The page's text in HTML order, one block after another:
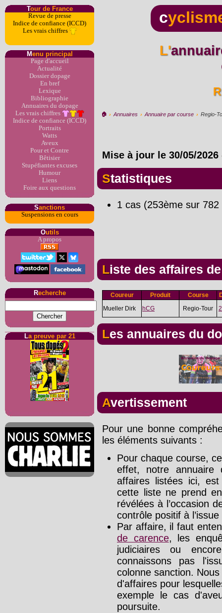
Tour de France
Revue de presse
Indice de confiance (ICCD)
Les vrais chiffres
Menu principal
Page d'accueil
Actualité
Dossier dopage
En bref
Lexique
Bibliographie
Annuaires du dopage
Les vrais chiffres
Indice de confiance (ICCD)
Portraits
Watts
Aveux
Pour et Contre
Bêtisier
Stupéfiantes excuses
Humour
Liens
Foire aux questions
Sanctions
Suspensions en cours
Outils
A propos
Recherche
La preuve par 21
c
L'annuaire du dopage par
🏠︎ › Annuaires › Annuaire par course › Regio-
Mise à jour le 30/05/2026
Statistiques
1 cas (253ème sur 782
Liste des affaires
Coureur Produit Course
Mueller Dirk
hCG Regio-Tour
Les annuaires du
Avertissement
Pour une bonne
les éléments suivants :
Pour chaque course,
effet, notre annuaire
affaires listées ici,
cette liste ne prend
révélées à l’occasion
contrôle positif à
Par affaire, il faut
de carence, les
judiciaires ou
connaissons pas
colonne sanction.
d'affaires pour
exemple le cas
poursuite.